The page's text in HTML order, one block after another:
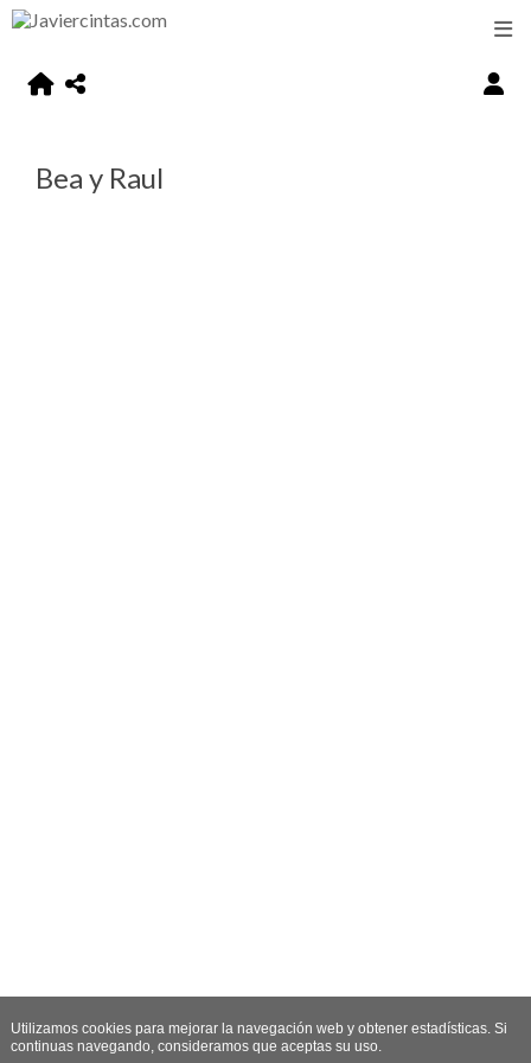
Bea y Raul
Utilizamos cookies para mejorar la navegación web y obtener estadísticas. Si
continuas navegando, consideramos que aceptas su uso.